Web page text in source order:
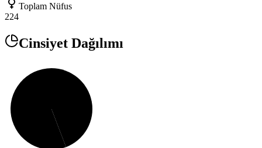
Toplam Nüfus
224
Cinsiyet Dağılımı